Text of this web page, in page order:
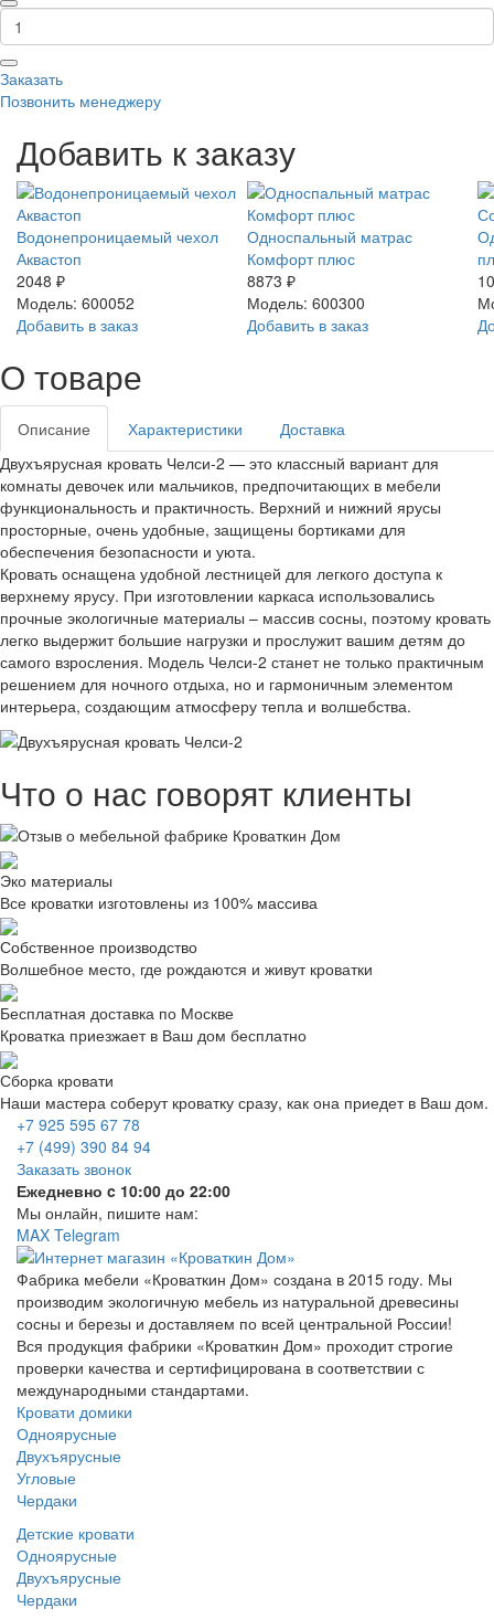
Заказать
Позвонить менеджеру
Добавить к заказу
Водонепроницаемый чехол
Аквастоп
2048 ₽
Модель: 600052
Добавить в заказ
Односпальный матрас
Комфорт плюс
8873 ₽
Модель: 600300
Добавить в заказ
О товаре
Описание Характеристики
Доставка
Двухъярусная кровать Челси-2 — это классный вариант для
комнаты девочек или мальчиков, предпочитающих в мебели
функциональность и практичность. Верхний и нижний ярусы
просторные, очень удобные, защищены бортиками для
обеспечения безопасности и уюта.
Кровать оснащена удобной лестницей для легкого доступа к
верхнему ярусу. При изготовлении каркаса использовались
прочные экологичные материалы – массив сосны, поэтому кровать
легко выдержит большие нагрузки и прослужит вашим детям до
самого взросления. Модель Челси-2 станет не только практичным
решением для ночного отдыха, но и гармоничным элементом
интерьера, создающим атмосферу тепла и волшебства.
Что о нас говорят клиенты
Эко материалы
Все кроватки изготовлены из 100% массива
Собственное производство
Волшебное место, где рождаются и живут кроватки
Бесплатная доставка по Москве
Кроватка приезжает в Ваш дом бесплатно
Сборка кровати
Наши мастера соберут кроватку сразу, как она приедет в Ваш дом.
+7 925 595 67 78
+7 (499) 390 84 94
Заказать звонок
Ежедневно c 10:00 до 22:00
Мы онлайн, пишите нам:
MAX Telegram
Фабрика мебели «Кроваткин Дом» создана в 2015 году. Мы
производим экологичную мебель из натуральной древесины
сосны и березы и доставляем по всей центральной России!
Вся продукция фабрики «Кроваткин Дом» проходит строгие
проверки качества и сертифицирована в соответствии с
международными стандартами.
Кровати домики
Одноярусные
Двухъярусные
Угловые
Чердаки
Детские кровати
Одноярусные
Двухъярусные
Чердаки